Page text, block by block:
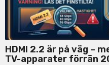
HDMI 2.2 är på väg –
TV-apparater förrän